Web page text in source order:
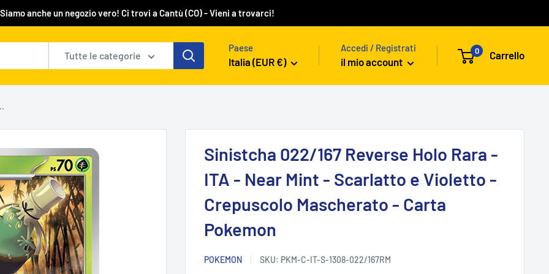
Siamo anche un negozio vero! Ci trovi a Cantù (CO) - Vieni a trovarci!
Tutte le categorie
Paese
Italia (EUR €)
Accedi / Registrati
il mio account
0 Carrello
Sinistcha 022/167 Reverse Holo Rara -
ITA - Near Mint - Scarlatto e Violetto -
Crepuscolo Mascherato - Carta
Pokemon
POKEMON SKU: PKM-C-IT-S-1308-022/167RM